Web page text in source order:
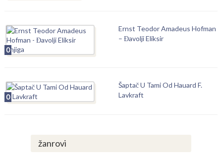
0
Ernst Teodor Amadeus Hofman
– Đavolji Eliksir
0
Šaptač U Tami Od Hauard F.
Lavkraft
žanrovi